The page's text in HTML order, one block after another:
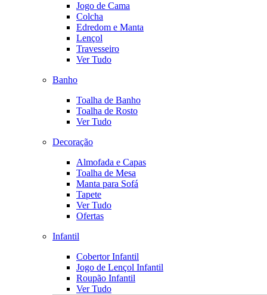
Jogo de Cama
Colcha
Edredom e Manta
Lençol
Travesseiro
Ver Tudo
Banho
Toalha de Banho
Toalha de Rosto
Ver Tudo
Decoração
Almofada e Capas
Toalha de Mesa
Manta para Sofá
Tapete
Ver Tudo
Ofertas
Infantil
Cobertor Infantil
Jogo de Lençol Infantil
Roupão Infantil
Ver Tudo